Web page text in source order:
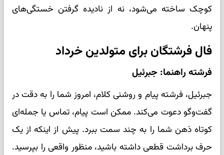
کوچک ساخته می‌شود، نه از نادیده گرفتن خستگی‌های
پنهان.
فال فرشتگان برای متولدین خرداد
فرشته راهنما: جبرئیل
جبرئیل، فرشته پیام و روشنی کلام، امروز شما را به دقت در
گفت‌وگو دعوت می‌کند. ممکن است پیام، تماس یا جمله‌ای
کوتاه ذهن شما را به چند سمت ببرد. پیش از اینکه از یک
حرف برداشت قطعی داشته باشید، منظور واقعی را بپرسید.